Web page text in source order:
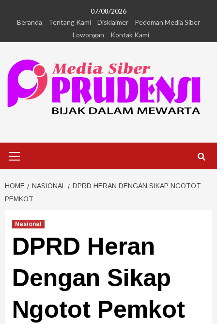
07/08/2026
Beranda
Tentang Kami Disklaimer
Pedoman Media Siber
Lowongan
Kontak Kami
HOME NASIONAL
DPRD HERAN DENGAN SIKAP NGOTOT
PEMKOT
Nasional
DPRD Heran
Dengan Sikap
Ngotot Pemkot